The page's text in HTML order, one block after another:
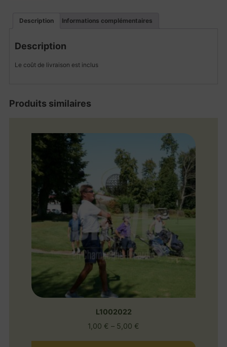
Description Informations complémentaires
Description
Le coût de livraison est inclus
Produits similaires
L1002022
1,00 € – 5,00 €